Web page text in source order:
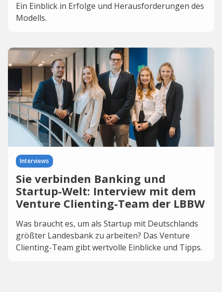
Ein Einblick in Erfolge und Herausforderungen des
Modells.
Interviews
Sie verbinden Banking und
Startup-Welt: Interview mit dem
Venture Clienting-Team der LBBW
Was braucht es, um als Startup mit Deutschlands
größter Landesbank zu arbeiten? Das Venture
Clienting-Team gibt wertvolle Einblicke und Tipps.